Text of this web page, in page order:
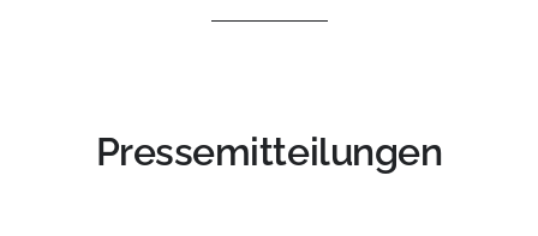
Pressemitteilungen